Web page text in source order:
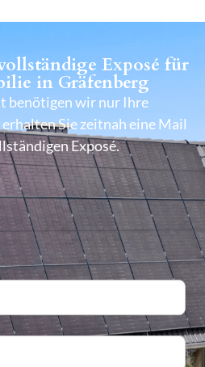
Exposé für
in Gräfenberg
benötigen wir nur Ihre
Sie zeitnah eine Mail
Exposé.